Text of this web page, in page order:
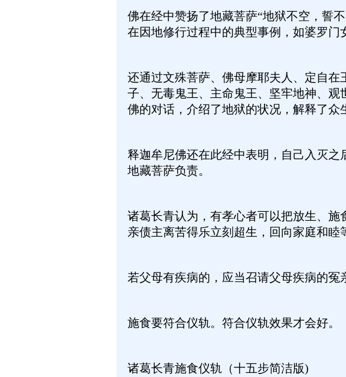
佛在经中赞扬了地藏菩萨“地狱不空，誓
在因地修行过程中的典型事例，如婆罗门
还通过文殊菩萨、佛母摩耶夫人、定自
子、无毒鬼王、主命鬼王、坚牢地神、
佛的对话，介绍了地狱的状况，解释了众
释迦牟尼佛还在此经中表明，自己入灭
地藏菩萨负责。
诸葛长青认为，有孝心者可以把放生、
亲债主离苦得乐立刻超生，回向家庭和睦
若父母有疾病的，应当召请父母疾病的冤
施食要符合仪轨。符合仪轨效果才会好。
诸葛长青施食仪轨（十五步简洁版)